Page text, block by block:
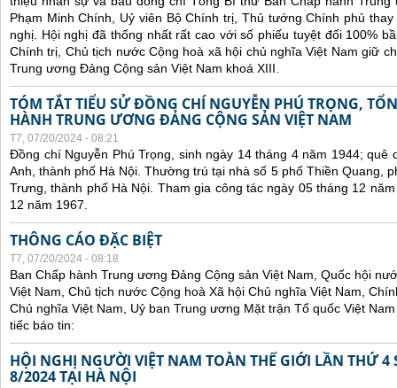
Phạm Minh Chính, Uỷ viên Bộ Chính trị, Thủ tướng Chính phủ
nghị. Hội nghị đã thống nhất rất cao với số phiếu tuyệt đối 100%
Chính trị, Chủ tịch nước Cộng hoà xã hội chủ nghĩa Việt Nam giữ
Trung ương Đảng Cộng sản Việt Nam khoá XIII.
TÓM TẮT TIỂU SỬ ĐỒNG CHÍ NGUYỄN PHÚ TRỌNG,
HÀNH TRUNG ƯƠNG ĐẢNG CỘNG SẢN VIỆT NAM
T7, 07/20/2024 - 08:21
Đồng chí Nguyễn Phú Trọng, sinh ngày 14 tháng 4 năm 1944; quê
Anh, thành phố Hà Nội. Thường trú tại nhà số 5 phố Thiền Quang,
Trưng, thành phố Hà Nội. Tham gia công tác ngày 05 tháng 12
12 năm 1967.
THÔNG CÁO ĐẶC BIỆT
T7, 07/20/2024 - 08:18
Ban Chấp hành Trung ương Đảng Cộng sản Việt Nam, Quốc hội
Việt Nam, Chủ tịch nước Cộng hoà Xã hội Chủ nghĩa Việt Nam,
Chủ nghĩa Việt Nam, Uỷ ban Trung ương Mặt trận Tổ quốc Việt
tiếc báo tin:
HỘI NGHỊ NGƯỜI VIỆT NAM TOÀN THẾ GIỚI LẦN THỨ 4
8/2024 TẠI HÀ NỘI